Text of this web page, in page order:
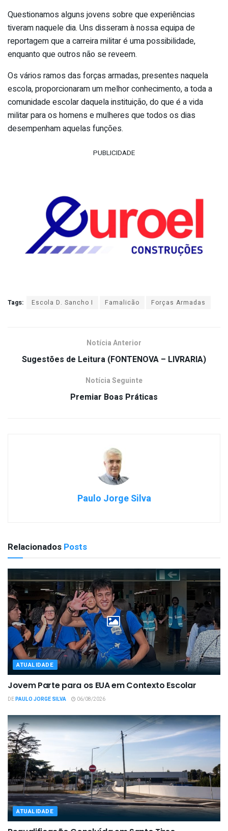
Questionamos alguns jovens sobre que experiências
tiveram naquele dia. Uns disseram à nossa equipa de
reportagem que a carreira militar é uma possibilidade,
enquanto que outros não se reveem.
Os vários ramos das forças armadas, presentes naquela
escola, proporcionaram um melhor conhecimento, a toda a
comunidade escolar daquela instituição, do que é a vida
militar para os homens e mulheres que todos os dias
desempenham aquelas funções.
PUBLICIDADE
Tags: Escola D. Sancho I Famalicão Forças Armadas
Notícia Anterior
Sugestões de Leitura (FONTENOVA – LIVRARIA)
Notícia Seguinte
Premiar Boas Práticas
Paulo Jorge Silva
Relacionados Posts
ATUALIDADE
Jovem Parte para os EUA em Contexto Escolar
DEPAULO JORGE SILVA 06/08/2026
ATUALIDADE